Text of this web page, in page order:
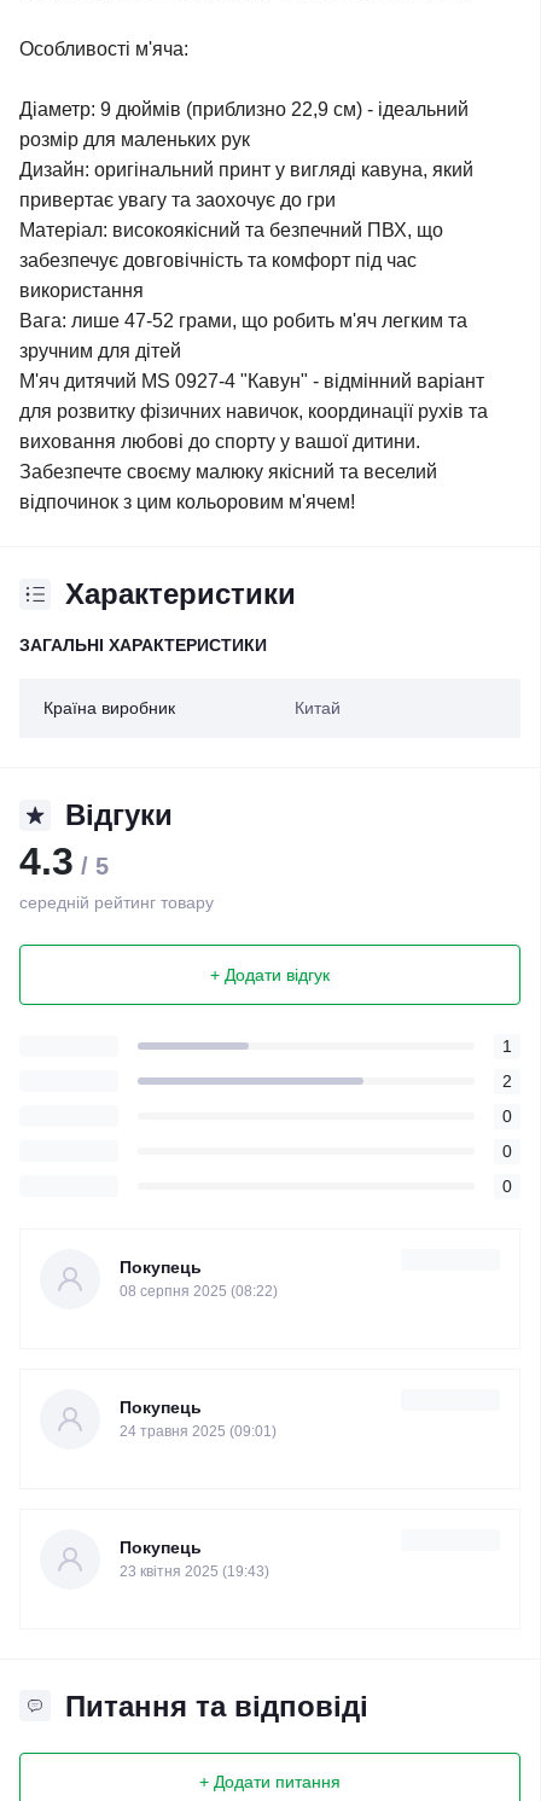
Особливості м'яча:
Діаметр: 9 дюймів (приблизно 22,9 см) - ідеальний
розмір для маленьких рук
Дизайн: оригінальний принт у вигляді кавуна, який
привертає увагу та заохочує до гри
Матеріал: високоякісний та безпечний ПВХ, що
забезпечує довговічність та комфорт під час
використання
Вага: лише 47-52 грами, що робить м'яч легким та
зручним для дітей
М'яч дитячий MS 0927-4 "Кавун" - відмінний варіант
для розвитку фізичних навичок, координації рухів та
виховання любові до спорту у вашої дитини.
Забезпечте своєму малюку якісний та веселий
відпочинок з цим кольоровим м'ячем!
Характеристики
ЗАГАЛЬНІ ХАРАКТЕРИСТИКИ
Країна виробник Китай
Відгуки
4.3 / 5
середній рейтинг товару
+ Додати відгук
1
2
0
0
0
Покупець
08 серпня 2025 (08:22)
Покупець
24 травня 2025 (09:01)
Покупець
23 квітня 2025 (19:43)
Питання та відповіді
+ Додати питання